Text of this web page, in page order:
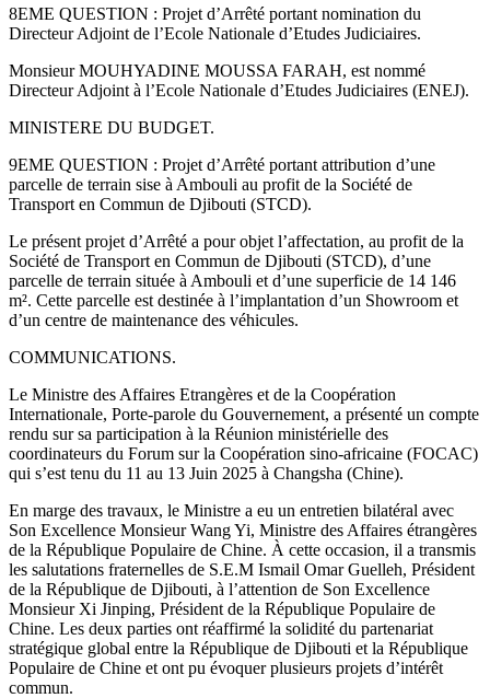
8EME QUESTION : Projet d’Arrêté portant nomination du
Directeur Adjoint de l’Ecole Nationale d’Etudes Judiciaires.
Monsieur MOUHYADINE MOUSSA FARAH, est nommé
Directeur Adjoint à l’Ecole Nationale d’Etudes Judiciaires (ENEJ).
MINISTERE DU BUDGET.
9EME QUESTION : Projet d’Arrêté portant attribution d’une
parcelle de terrain sise à Ambouli au profit de la Société de
Transport en Commun de Djibouti (STCD).
Le présent projet d’Arrêté a pour objet l’affectation, au profit de la
Société de Transport en Commun de Djibouti (STCD), d’une
parcelle de terrain située à Ambouli et d’une superficie de 14 146
m². Cette parcelle est destinée à l’implantation d’un Showroom et
d’un centre de maintenance des véhicules.
COMMUNICATIONS.
Le Ministre des Affaires Etrangères et de la Coopération
Internationale, Porte-parole du Gouvernement, a présenté un compte
rendu sur sa participation à la Réunion ministérielle des
coordinateurs du Forum sur la Coopération sino-africaine (FOCAC)
qui s’est tenu du 11 au 13 Juin 2025 à Changsha (Chine).
En marge des travaux, le Ministre a eu un entretien bilatéral avec
Son Excellence Monsieur Wang Yi, Ministre des Affaires étrangères
de la République Populaire de Chine. À cette occasion, il a transmis
les salutations fraternelles de S.E.M Ismail Omar Guelleh, Président
de la République de Djibouti, à l’attention de Son Excellence
Monsieur Xi Jinping, Président de la République Populaire de
Chine. Les deux parties ont réaffirmé la solidité du partenariat
stratégique global entre la République de Djibouti et la République
Populaire de Chine et ont pu évoquer plusieurs projets d’intérêt
commun.